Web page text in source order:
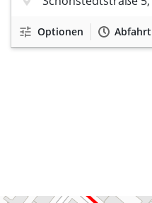
Optionen Abfahrt